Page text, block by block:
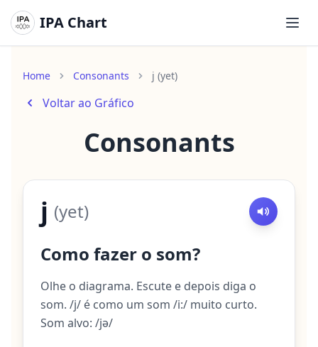
IPA Chart
Home Consonants j (yet)
Voltar ao Gráfico
Consonants
j (yet)
Como fazer o som?
Olhe o diagrama. Escute e depois diga o
som. /j/ é como um som /i:/ muito curto.
Som alvo: /jə/